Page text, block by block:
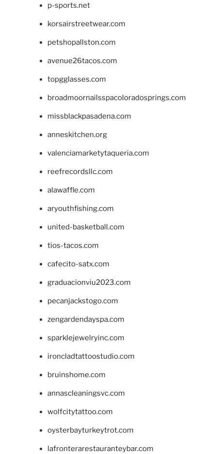
p-sports.net
korsairstreetwear.com
petshopallston.com
avenue26tacos.com
topgglasses.com
broadmoornailsspacoloradosprings.com
missblackpasadena.com
anneskitchen.org
valenciamarketytaqueria.com
reefrecordsllc.com
alawaffle.com
aryouthfishing.com
united-basketball.com
tios-tacos.com
cafecito-satx.com
graduacionviu2023.com
pecanjackstogo.com
zengardendayspa.com
sparklejewelryinc.com
ironcladtattoostudio.com
bruinshome.com
annascleaningsvc.com
wolfcitytattoo.com
oysterbayturkeytrot.com
lafronterarestauranteybar.com